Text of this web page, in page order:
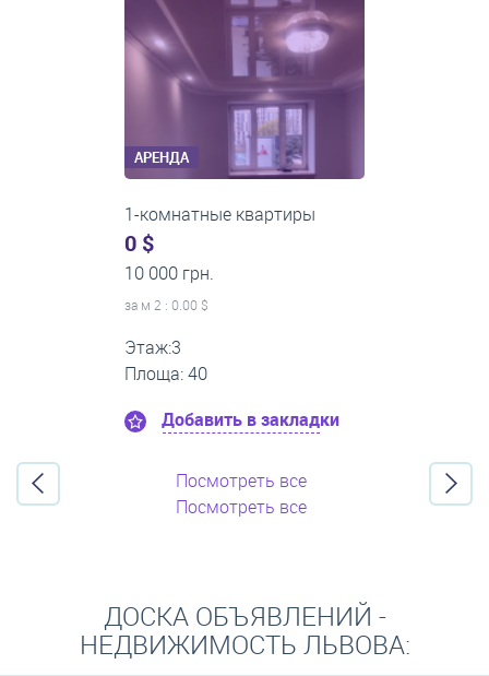
АРЕНДА
1-комнатные квартиры
0 $
11 200 грн.
за м 2 : 0.00 $
Этаж:1
Площа: 35
Добавить в закладки
Посмотреть все
Посмотреть все
ДОСКА ОБЪЯВЛЕНИЙ -
НЕДВИЖИМОСТЬ ЛЬВОВА: